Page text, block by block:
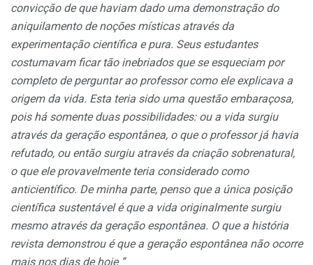
convicção de que haviam dado uma demonstração do
aniquila­mento de noções místicas através da
experimentação científica e pura. Seus estudantes
costumavam ficar tão inebriados que se esque­ciam por
completo de perguntar ao professor como ele explicava a
ori­gem da vida. Esta teria sido uma questão embaraçosa,
pois há so­mente duas possibilidades: ou a vida surgiu
através da geração es­pontânea, o que o professor já ha­via
refutado, ou então surgiu atra­vés da criação sobrenatural,
o que ele provavelmente teria considera­do como
anticientífico. De minha parte, penso que a única posição
ci­entífica sustentável é que a vida ori­ginalmente surgiu
mesmo através da geração espontânea. O que a história
revista demonstrou é que a geração espontânea não ocorre
mais nos dias de hoje ”